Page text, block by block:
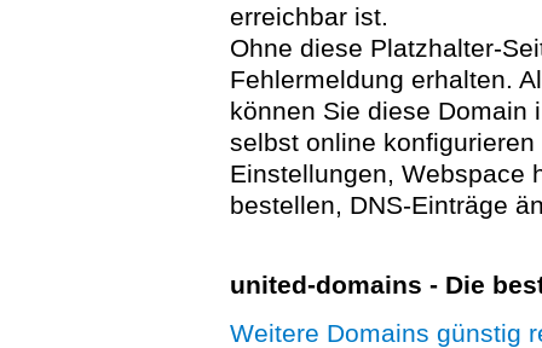
erreichbar ist.
Ohne diese Platzhalter-
Fehlermeldung erhalten.
können Sie diese Domain
selbst online
Einstellungen, Webspace
bestellen, DNS-Einträge
united-domains - Die
Weitere Domains günstig